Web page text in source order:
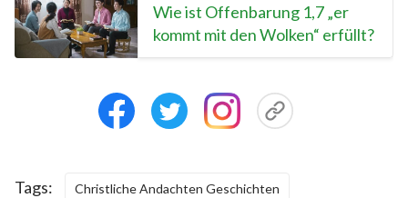
Wie ist Offenbarung 1,7 „er
kommt mit den Wolken“ erfüllt?
Tags: Christliche Andachten Geschichten